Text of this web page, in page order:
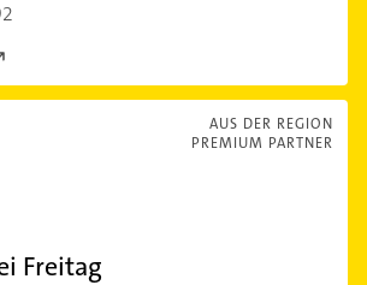
AUS DER REGION
PREMIUM PARTNER
Freitag